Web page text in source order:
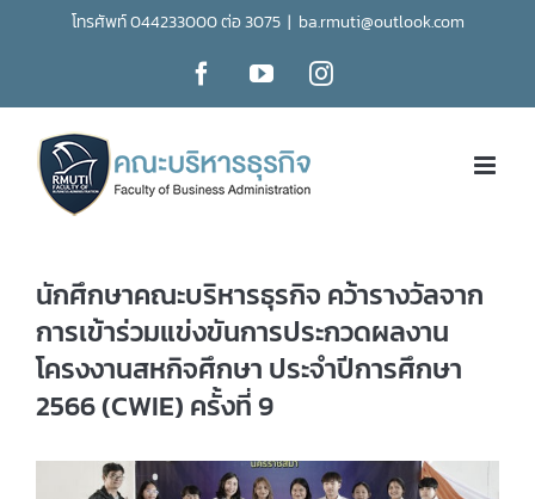
โทรศัพท์ 044233000 ต่อ 3075 | ba.rmuti@outlook.com
FacebookYouTubeInstagram
นักศึกษาคณะบริหารธุรกิจ คว้ารางวัลจาก
การเข้าร่วมแข่งขันการประกวดผลงาน
โครงงานสหกิจศึกษา ประจำปีการศึกษา
2566 (CWIE) ครั้งที่ 9